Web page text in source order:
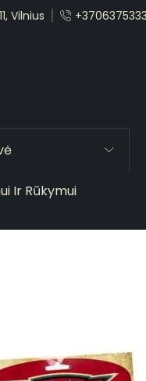
Vilnius
Ir Rūkymui